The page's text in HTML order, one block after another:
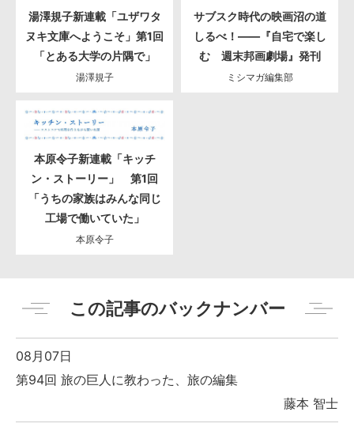
湯澤規子新連載「ユザワタ
ヌキ文庫へようこそ」第1回
「とある大学の片隅で」
湯澤規子
サブスク時代の映画沼の道
しるべ！――『自宅で楽し
む 週末邦画劇場』発刊
ミシマガ編集部
本原令子新連載「キッチ
ン・ストーリー」 第1回
「うちの家族はみんな同じ
工場で働いていた」
本原令子
この記事のバックナンバー
08月07日
第94回 旅の巨人に教わった、旅の編集
藤本 智士